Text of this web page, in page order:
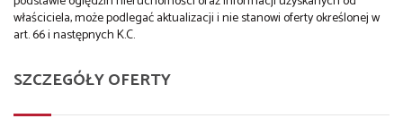
właściciela, może podlegać aktualizacji i nie stanowi oferty określonej w
art. 66 i następnych K.C.
SZCZEGÓŁY OFERTY